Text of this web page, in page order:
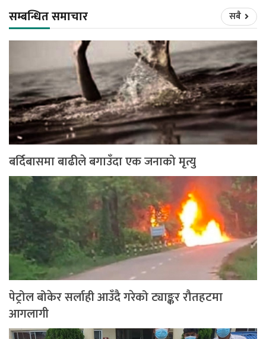
सम्बन्धित समाचार सबै
बर्दिबासमा बाढीले बगाउँदा एक जनाको मृत्यु
पेट्रोल बोकेर सर्लाही आउँदै गरेको ट्याङ्कर रौतहटमा
आगलागी